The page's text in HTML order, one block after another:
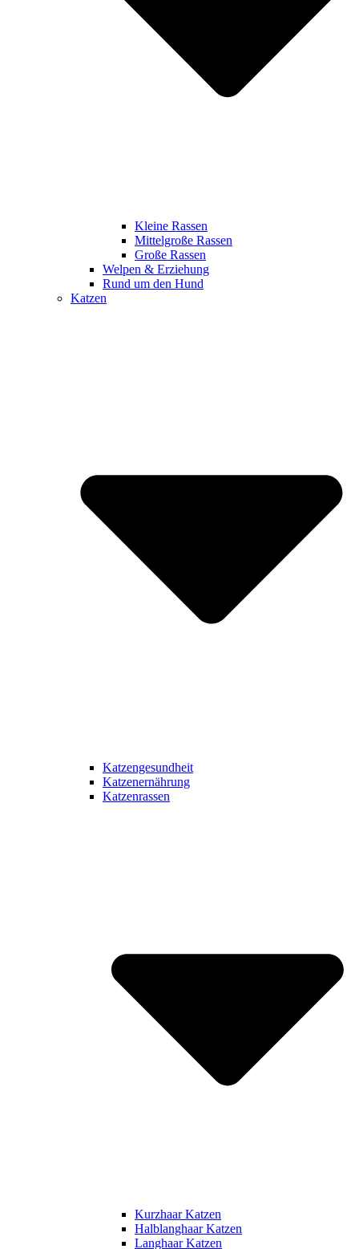
Kleine Rassen
Mittelgroße Rassen
Große Rassen
Welpen & Erziehung
Rund um den Hund
Katzen
Katzengesundheit
Katzenernährung
Katzenrassen
Kurzhaar Katzen
Halblanghaar Katzen
Langhaar Katzen